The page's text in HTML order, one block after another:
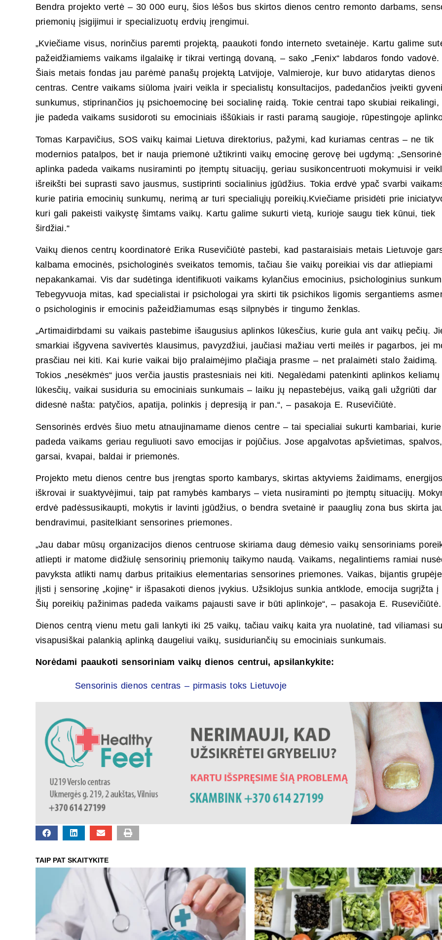
Bendra projekto vertė – 30 000 eurų, šios lėšos bus skirtos dienos centro remonto darbams,
priemonių įsigijimui ir specializuotų erdvių įrengimui.
„Kviečiame visus, norinčius paremti projektą, paaukoti fondo interneto svetainėje. Kartu galime
pažeidžiamiems vaikams ilgalaikę ir tikrai vertingą dovaną, – sako „Fenix“ labdaros fondo vadovė.
Šiais metais fondas jau parėmė panašų projektą Latvijoje, Valmieroje, kur buvo atidarytas dienos
centras. Centre vaikams siūloma įvairi veikla ir specialistų konsultacijos, padedančios įveikti
sunkumus, stiprinančios jų psichoemocinę bei socialinę raidą. Tokie centrai tapo skubiai reikalingi,
jie padeda vaikams susidoroti su emociniais iššūkiais ir rasti paramą saugioje, rūpestingoje
Tomas Karpavičius, SOS vaikų kaimai Lietuva direktorius, pažymi, kad kuriamas centras – ne tik
modernios patalpos, bet ir nauja priemonė užtikrinti vaikų emocinę gerovę bei ugdymą: „Sensorinė
aplinka padeda vaikams nusiraminti po įtemptų situacijų, geriau susikoncentruoti mokymuisi ir
išreikšti bei suprasti savo jausmus, sustiprinti socialinius įgūdžius. Tokia erdvė ypač svarbi
kurie patiria emocinių sunkumų, nerimą ar turi specialiųjų poreikių.Kviečiame prisidėti prie
kuri gali pakeisti vaikystę šimtams vaikų. Kartu galime sukurti vietą, kurioje saugu tiek kūnui, tiek
širdžiai.“
Vaikų dienos centrų koordinatorė Erika Rusevičiūtė pastebi, kad pastaraisiais metais Lietuvoje
kalbama emocinės, psichologinės sveikatos temomis, tačiau šie vaikų poreikiai vis dar atliepiami
nepakankamai. Vis dar sudėtinga identifikuoti vaikams kylančius emocinius, psichologinius
Tebegyvuoja mitas, kad specialistai ir psichologai yra skirti tik psichikos ligomis sergantiems
o psichologinis ir emocinis pažeidžiamumas esąs silpnybės ir tingumo ženklas.
„Artimaidirbdami su vaikais pastebime išaugusius aplinkos lūkesčius, kurie gula ant vaikų pečių.
smarkiai išgyvena savivertės klausimus, pavyzdžiui, jaučiasi mažiau verti meilės ir pagarbos, jei
prasčiau nei kiti. Kai kurie vaikai bijo pralaimėjimo plačiąja prasme – net pralaimėti stalo žaidimą.
Tokios „nesėkmės“ juos verčia jaustis prastesniais nei kiti. Negalėdami patenkinti aplinkos keliamų
lūkesčių, vaikai susiduria su emociniais sunkumais – laiku jų nepastebėjus, vaiką gali užgriūti dar
didesnė našta: patyčios, apatija, polinkis į depresiją ir pan.“, – pasakoja E. Rusevičiūtė.
Sensorinės erdvės šiuo metu atnaujinamame dienos centre – tai specialiai sukurti kambariai, kurie
padeda vaikams geriau reguliuoti savo emocijas ir pojūčius. Jose apgalvotas apšvietimas, spalvos,
garsai, kvapai, baldai ir priemonės.
Projekto metu dienos centre bus įrengtas sporto kambarys, skirtas aktyviems žaidimams,
iškrovai ir suaktyvėjimui, taip pat ramybės kambarys – vieta nusiraminti po įtemptų situacijų.
erdvė padėssusikaupti, mokytis ir lavinti įgūdžius, o bendra svetainė ir paauglių zona bus skirta
bendravimui, pasitelkiant sensorines priemones.
„Jau dabar mūsų organizacijos dienos centruose skiriama daug dėmesio vaikų sensoriniams
atliepti ir matome didžiulę sensorinių priemonių taikymo naudą. Vaikams, negalintiems ramiai
pavyksta atlikti namų darbus pritaikius elementarias sensorines priemones. Vaikas, bijantis
įlįsti į sensorinę „kojinę“ ir išpasakoti dienos įvykius. Užsiklojus sunkia antklode, emocija sugrįžta į
Šių poreikių pažinimas padeda vaikams pajausti save ir būti aplinkoje“, – pasakoja E. Rusevičiūtė.
Dienos centrą vienu metu gali lankyti iki 25 vaikų, tačiau vaikų kaita yra nuolatinė, tad viliamasi
visapusiškai palankią aplinką daugeliui vaikų, susiduriančių su emociniais sunkumais.
Norėdami paaukoti sensoriniam vaikų dienos centrui, apsilankykite:
Sensorinis dienos centras – pirmasis toks Lietuvoje
TAIP PAT SKAITYKITE